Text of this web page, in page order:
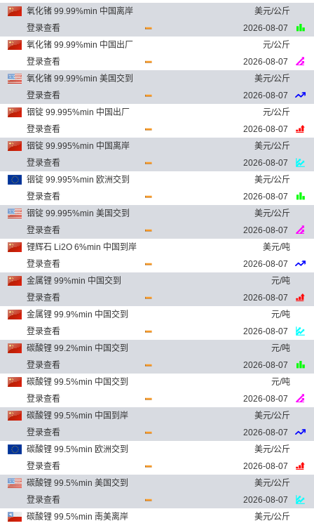
氧化锗 99.99%min 中国离岸
美元/公斤
登录查看
2026-08-07
氧化锗 99.99%min 中国出厂
元/公斤
登录查看
2026-08-07
氧化锗 99.99%min 美国交到
美元/公斤
登录查看
2026-08-07
铟锭 99.995%min 中国出厂
元/公斤
登录查看
2026-08-07
铟锭 99.995%min 中国离岸
美元/公斤
登录查看
2026-08-07
铟锭 99.995%min 欧洲交到
美元/公斤
登录查看
2026-08-07
铟锭 99.995%min 美国交到
美元/公斤
登录查看
2026-08-07
锂辉石 Li2O 6%min 中国到岸
美元/吨
登录查看
2026-08-07
金属锂 99%min 中国交到
元/吨
登录查看
2026-08-07
金属锂 99.9%min 中国交到
元/吨
登录查看
2026-08-07
碳酸锂 99.2%min 中国交到
元/吨
登录查看
2026-08-07
碳酸锂 99.5%min 中国交到
元/吨
登录查看
2026-08-07
碳酸锂 99.5%min 中国到岸
美元/公斤
登录查看
2026-08-07
碳酸锂 99.5%min 欧洲交到
美元/公斤
登录查看
2026-08-07
碳酸锂 99.5%min 美国交到
美元/公斤
登录查看
2026-08-07
碳酸锂 99.5%min 南美离岸
美元/公斤